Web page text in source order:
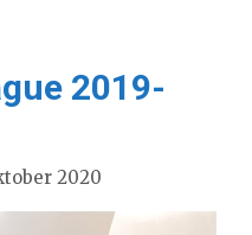
2019-
2020